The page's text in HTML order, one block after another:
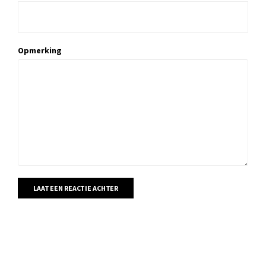
Opmerking
LAAT EEN REACTIE ACHTER